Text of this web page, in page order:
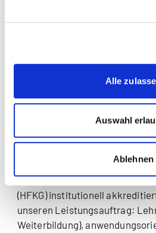
Alle
Auswahl
Ablehnen
Multidisziplinär:
Gesundheit und
Fachbereiche:Wirtschaft,
Angewandte
vom Schweizerischen
Hochschulförderungs- und -
(HFKG) institutionell
unseren Leistungsauftrag:
Weiterbildung),